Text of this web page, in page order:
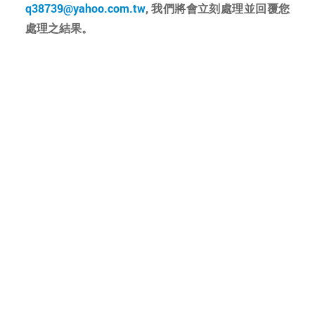
q38739@yahoo.com.tw, 我們將會立刻處理並回覆您
處理之結果。